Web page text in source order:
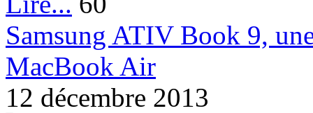
Samsung ATIV Book 9,
MacBook Air
12 décembre 2013